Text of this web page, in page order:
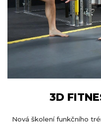
3D
Nová školení funkčního